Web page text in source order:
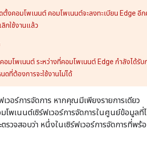
งคอมโพเนนต์ คอมโพเนนต์จะลงทะเบียน Edge อี
กใช้งานแล้ว
อมโพเนนต์ ระหว่างที่คอมโพเนนต์ Edge กำลังได้รับ
ดที่ต้องการจะใช้งานไม่ได้
วอร์การจัดการ หากคุณมีเพียงรายการเดียว
โพเนนต์เซิร์ฟเวอร์การจัดการในศูนย์ข้อมูลที่
วจสอบว่า หนึ่งในเซิร์ฟเวอร์การจัดการที่พร้